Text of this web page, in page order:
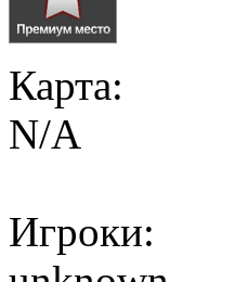
Карта:
N/A
Игроки: